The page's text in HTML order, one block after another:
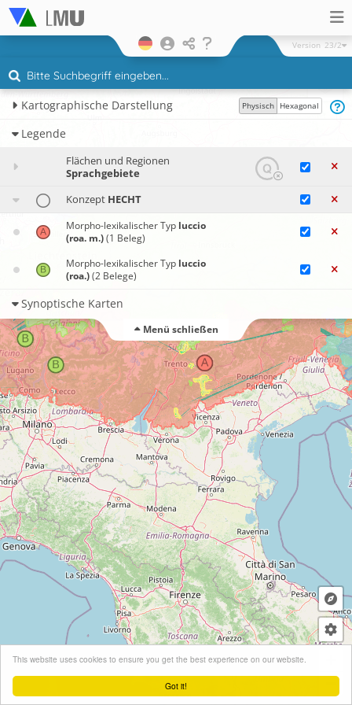
Got it!
This website uses cookies to ensure you get the best experience on our website.
Version 23/2
Leaflet| ©OpenStreetMapcontributors
Kartographische Darstellung Physisch Hexagonal
Legende
Flächen und Regionen
Sprachgebiete
Konzept HECHT
Morpho-lexikalischer Typ luccio
(roa. m.)(1 Beleg)
Morpho-lexikalischer Typ luccio
(roa.)(2 Belege)
Synoptische Karten
Menü schließen